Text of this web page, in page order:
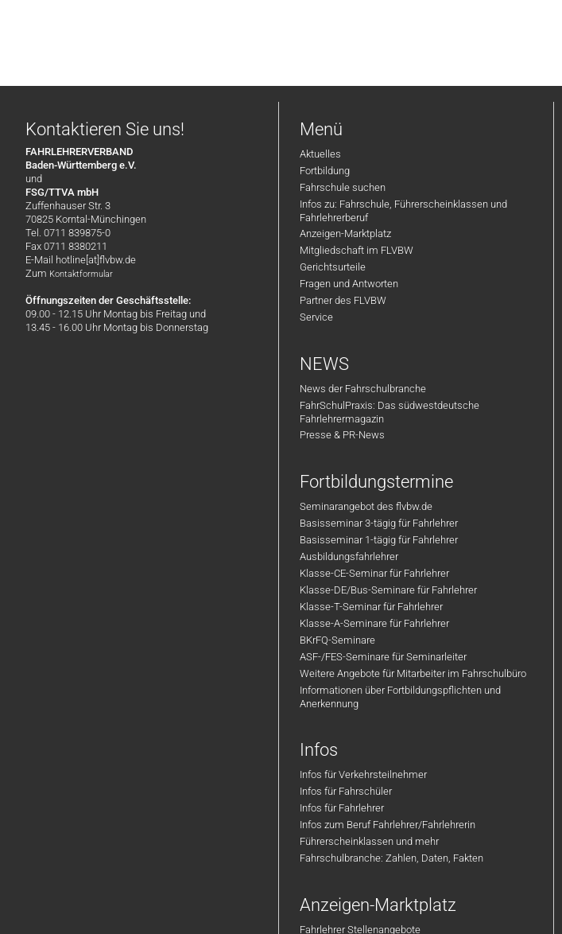
Kontaktieren Sie uns!
FAHRLEHRERVERBAND
Baden-Württemberg e.V.
und
FSG/TTVA mbH
Zuffenhauser Str. 3
70825 Korntal-Münchingen
Tel. 0711 839875-0
Fax 0711 8380211
E-Mail hotline[at]flvbw.de
Zum Kontaktformular
Öffnungszeiten der Geschäftsstelle:
09.00 - 12.15 Uhr Montag bis Freitag und
13.45 - 16.00 Uhr Montag bis Donnerstag
Menü
Aktuelles
Fortbildung
Fahrschule suchen
Infos zu: Fahrschule, Führerscheinklassen und
Fahrlehrerberuf
Anzeigen-Marktplatz
Mitgliedschaft im FLVBW
Gerichtsurteile
Fragen und Antworten
Partner des FLVBW
Service
NEWS
News der Fahrschulbranche
FahrSchulPraxis: Das südwestdeutsche
Fahrlehrermagazin
Presse & PR-News
Fortbildungstermine
Seminarangebot des flvbw.de
Basisseminar 3-tägig für Fahrlehrer
Basisseminar 1-tägig für Fahrlehrer
Ausbildungsfahrlehrer
Klasse-CE-Seminar für Fahrlehrer
Klasse-DE/Bus-Seminare für Fahrlehrer
Klasse-T-Seminar für Fahrlehrer
Klasse-A-Seminare für Fahrlehrer
BKrFQ-Seminare
ASF-/FES-Seminare für Seminarleiter
Weitere Angebote für Mitarbeiter im Fahrschulbüro
Informationen über Fortbildungspflichten und
Anerkennung
Infos
Infos für Verkehrsteilnehmer
Infos für Fahrschüler
Infos für Fahrlehrer
Infos zum Beruf Fahrlehrer/Fahrlehrerin
Führerscheinklassen und mehr
Fahrschulbranche: Zahlen, Daten, Fakten
Anzeigen-Marktplatz
Fahrlehrer Stellenangebote